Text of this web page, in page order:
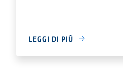
LEGGI DI PIÙ